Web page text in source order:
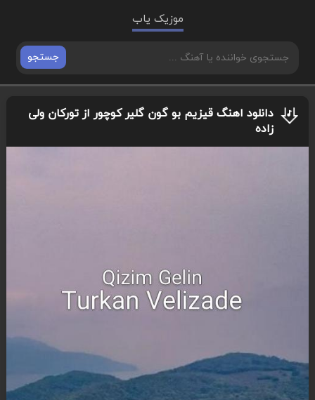
موزیک یاب
جستجو
دانلود اهنگ قیزیم بو گون گلیر کوچور از تورکان ولی
زاده